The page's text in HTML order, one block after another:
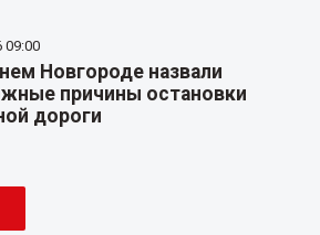
09:00
Новгороде назвали
причины остановки
дороги